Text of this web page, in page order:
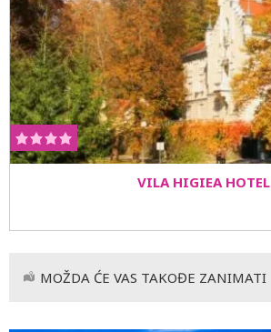
VILA HIGIEA HOTEL
MOŽDA ĆE VAS TAKOĐE ZANIMATI